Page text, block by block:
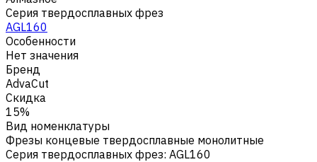
Серия твердосплавных фрез
AGL160
Особенности
Нет значения
Бренд
AdvaCut
Скидка
15%
Вид номенклатуры
Фрезы концевые твердосплавные монолитные
Серия твердосплавных фрез: AGL160